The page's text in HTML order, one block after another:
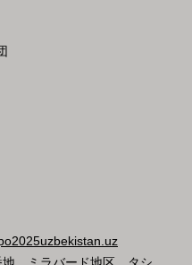
、ミラバード地区、タシ